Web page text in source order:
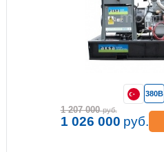
380В
1 207 000 руб.
1 026 000 руб.